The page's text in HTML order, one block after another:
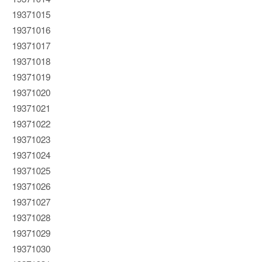
19371015
19371016
19371017
19371018
19371019
19371020
19371021
19371022
19371023
19371024
19371025
19371026
19371027
19371028
19371029
19371030